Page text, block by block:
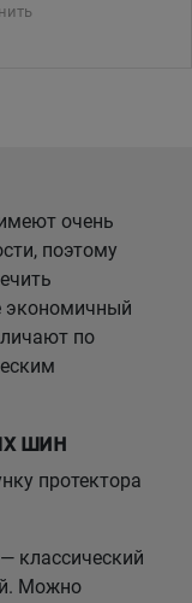
очень
поэтому
экономичный
по
шин
протектора
классический
Можно